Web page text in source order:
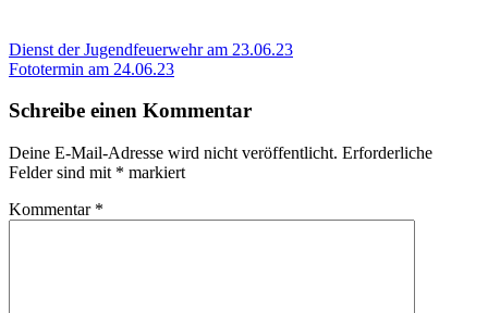
Beitragsnavigation
Vorheriger
Beitrag:
Dienst der Jugendfeuerwehr am 23.06.23
Nächster
Fototermin am 24.06.23
Schreibe einen Kommentar
Deine E-Mail-Adresse wird nicht veröffentlicht. Erforderliche
Felder sind mit * markiert
Kommentar *